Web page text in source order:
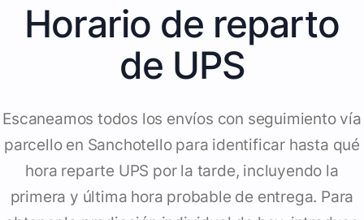
Horario de reparto
de UPS
Escaneamos todos los envíos con seguimiento vía
parcello en Sanchotello para identificar hasta qué
hora reparte UPS por la tarde, incluyendo la
primera y última hora probable de entrega. Para